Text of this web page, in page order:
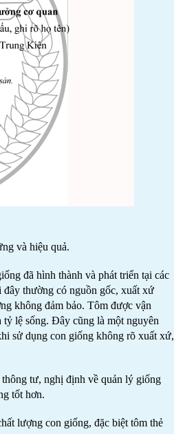
và hiệu quả.
đã hình thành và phát triển tại các
thường có nguồn gốc, xuất xứ
không đảm bảo. Tôm được vận
tỷ lệ sống. Đây cũng là một nguyên
sử dụng con giống không rõ xuất xứ,
tư, nghị định về quản lý giống
tốt hơn.
lượng con giống, đặc biệt tôm thẻ